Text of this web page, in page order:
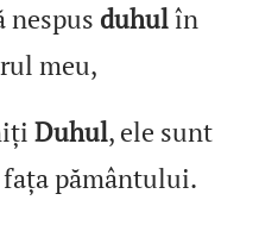
nespus duhulîn
meu,
Duhul, ele sunt
pământului.